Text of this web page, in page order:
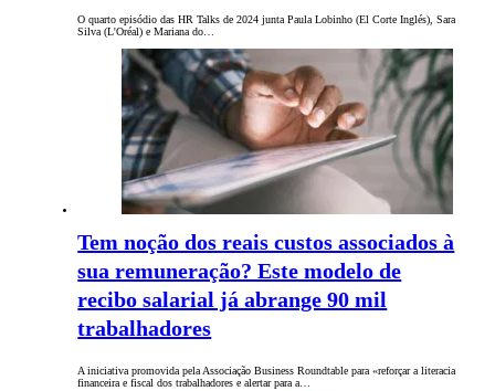
O quarto episódio das HR Talks de 2024 junta Paula Lobinho (El Corte Inglés), Sara
Silva (L'Oréal) e Mariana do…
Tem noção dos reais custos associados à
sua remuneração? Este modelo de
recibo salarial já abrange 90 mil
trabalhadores
A iniciativa promovida pela Associação Business Roundtable para «reforçar a literacia
financeira e fiscal dos trabalhadores e alertar para a…